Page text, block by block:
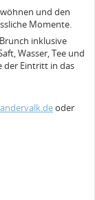
und den
Momente.
inklusive
Wasser, Tee und
der Eintritt in das
oder